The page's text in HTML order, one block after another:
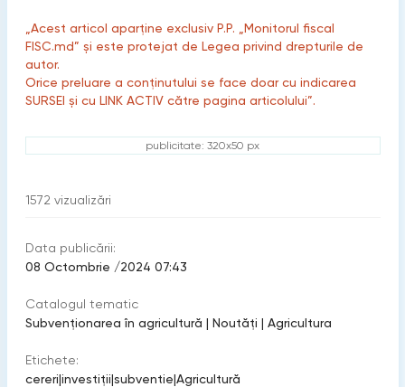
„Acest articol aparține exclusiv P.P. „Monitorul fiscal
FISC.md” și este protejat de Legea privind drepturile de
autor.
Orice preluare a conținutului se face doar cu indicarea
SURSEI și cu LINK ACTIV către pagina articolului”.
publicitate: 320x50 px
1572 vizualizări
Data publicării:
08 Octombrie /2024 07:43
Catalogul tematic
Subvenționarea în agricultură | Noutăți | Agricultura
Etichete:
cereri|investiţii|subventie|Agricultură